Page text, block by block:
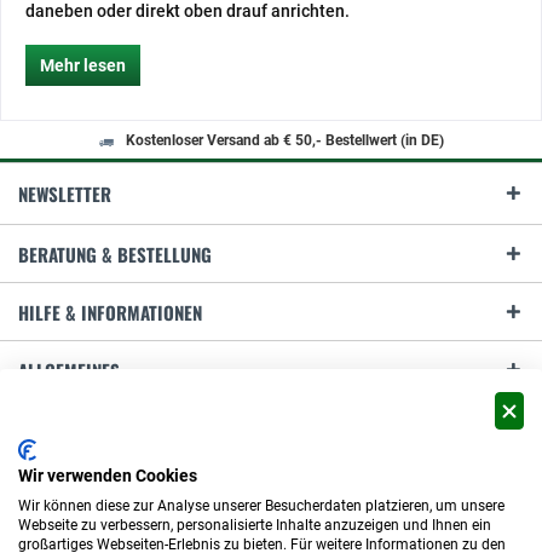
daneben oder direkt oben drauf anrichten.
Mehr lesen
Kostenloser Versand ab € 50,- Bestellwert (in DE)
NEWSLETTER
BERATUNG & BESTELLUNG
HILFE & INFORMATIONEN
ALLGEMEINES
Wir verwenden Cookies
Wir können diese zur Analyse unserer Besucherdaten platzieren, um unsere
Webseite zu verbessern, personalisierte Inhalte anzuzeigen und Ihnen ein
großartiges Webseiten-Erlebnis zu bieten. Für weitere Informationen zu den